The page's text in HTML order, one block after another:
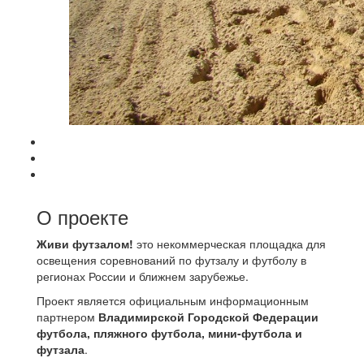
О проекте
Живи футзалом! это некоммерческая площадка для
освещения соревнований по футзалу и футболу в
регионах России и ближнем зарубежье.
Проект является официальным информационным
партнером Владимирской Городской Федерации
футбола, пляжного футбола, мини-футбола и
футзала.